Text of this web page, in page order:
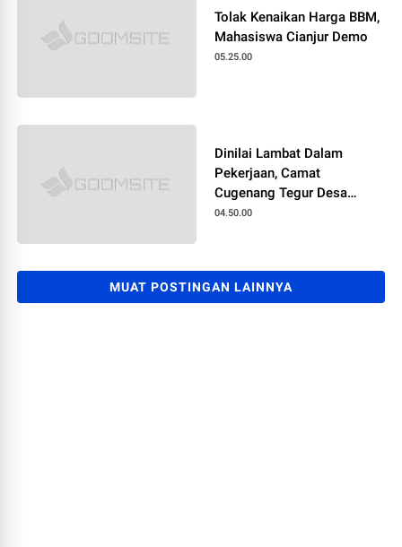
Tolak Kenaikan Harga BBM,
Mahasiswa Cianjur Demo
05.25.00
Dinilai Lambat Dalam
Pekerjaan, Camat
Cugenang Tegur Desa
Sukamanah
04.50.00
MUAT POSTINGAN LAINNYA